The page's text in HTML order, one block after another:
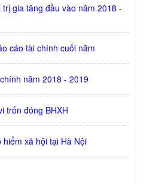
gia tăng đầu vào năm 2018 -
cáo tài chính cuối năm
năm 2018 - 2019
trốn đóng BHXH
xã hội tại Hà Nội